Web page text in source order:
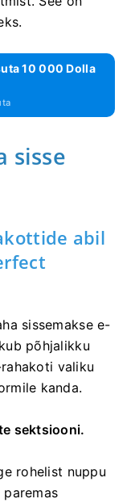
10 000 Dolla
sisse
abil
sissemakse e-
põhjalikku
valiku
kanda.
sektsiooni.
rohelist nuppu
paremas